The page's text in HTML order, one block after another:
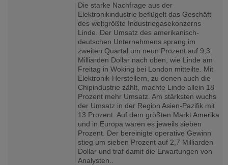
Die starke Nachfrage aus der
Elektronikindustrie beflügelt das Geschäft
des weltgrößte Industriegasekonzerns
Linde. Der Umsatz des amerikanisch-
deutschen Unternehmens sprang im
zweiten Quartal um neun Prozent auf 9,3
Milliarden Dollar nach oben, wie Linde am
Freitag in Woking ‌bei London mitteilte. Mit
Elektronik-Herstellern, zu denen auch die
Chipindustrie zählt, machte Linde allein 18
Prozent mehr Umsatz. Am stärksten wuchs
der Umsatz ⁠in der ⁠Region Asien-Pazifik mit
13 Prozent. Auf dem größten Markt Amerika
und in Europa waren es jeweils sieben
Prozent. Der bereinigte operative Gewinn
stieg um sieben Prozent auf 2,7 Milliarden
Dollar und traf damit die Erwartungen von
Analysten..